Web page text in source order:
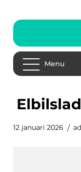
Menu
12 januari 2026